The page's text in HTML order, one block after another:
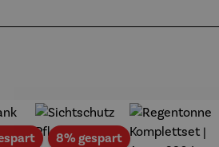
Rabatt8% gespartRabatt